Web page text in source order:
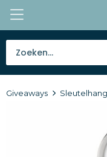
Tassen
Giveaways